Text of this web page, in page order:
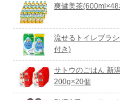
爽健美茶(600ml×48
流せるトイレブラ
付き)
サトウのごはん 新
200g×20個